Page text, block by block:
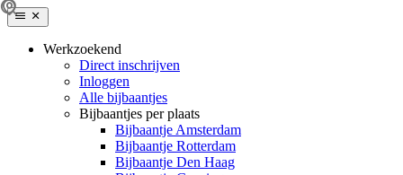
Werkzoekend
Direct inschrijven
Inloggen
Alle bijbaantjes
Bijbaantjes per plaats
Bijbaantje Amsterdam
Bijbaantje Rotterdam
Bijbaantje Den Haag